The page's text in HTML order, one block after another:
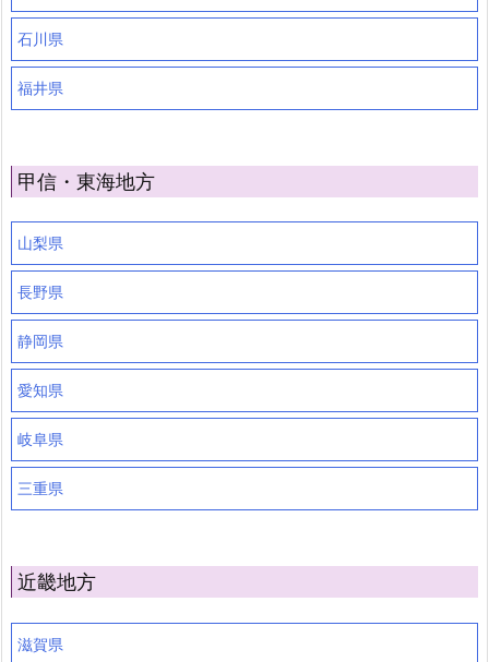
石川県
福井県
甲信・東海地方
山梨県
長野県
静岡県
愛知県
岐阜県
三重県
近畿地方
滋賀県